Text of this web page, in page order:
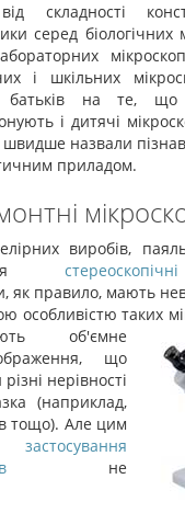
складності
серед біологічних
і шкільних
батьків на те, що
і дитячі
швидше назвали
приладом.
виробів,
як правило, мають
особливістю таких
об'ємне
що
нерівності
(наприклад,
тощо). Але цим
не